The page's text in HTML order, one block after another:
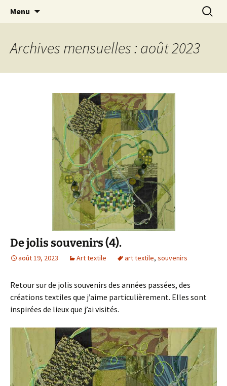
filsetcrayons
Le blog de Sophie A
Menu
Archives mensuelles : août 2023
De jolis souvenirs (4).
août 19, 2023 Art textile art textile, souvenirs
Retour sur de jolis souvenirs des années passées, des
créations textiles que j’aime particulièrement. Elles sont
inspirées de lieux que j’ai visités.